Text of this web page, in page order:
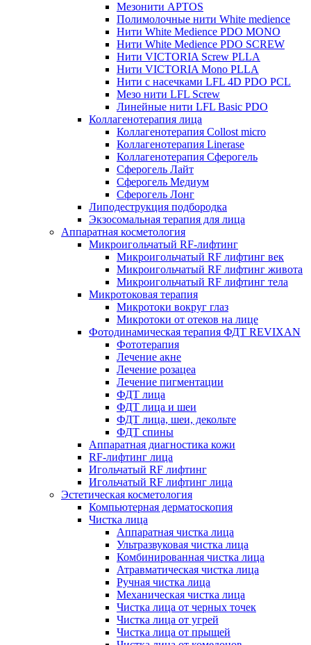
Мезонити APTOS
Полимолочные нити White medience
Нити White Medience PDO MONO
Нити White Medience PDO SCREW
Нити VICTORIA Screw PLLA
Нити VICTORIA Mono PLLA
Нити с насечками LFL 4D PDO PCL
Мезо нити LFL Screw
Линейные нити LFL Basic PDO
Коллагенотерапия лица
Коллагенотерапия Collost micro
Коллагенотерапия Linerase
Коллагенотерапия Сферогель
Сферогель Лайт
Сферогель Медиум
Сферогель Лонг
Липодеструкция подбородка
Экзосомальная терапия для лица
Аппаратная косметология
Микроигольчатый RF-лифтинг
Микроигольчатый RF лифтинг век
Микроигольчатый RF лифтинг живота
Микроигольчатый RF лифтинг тела
Микротоковая терапия
Микротоки вокруг глаз
Микротоки от отеков на лице
Фотодинамическая терапия ФДТ REVIXAN
Фототерапия
Лечение акне
Лечение розацеа
Лечение пигментации
ФДТ лица
ФДТ лица и шеи
ФДТ лица, шеи, декольте
ФДТ спины
Аппаратная диагностика кожи
RF-лифтинг лица
Игольчатый RF лифтинг
Игольчатый RF лифтинг лица
Эстетическая косметология
Компьютерная дерматоскопия
Чистка лица
Аппаратная чистка лица
Ультразвуковая чистка лица
Комбинированная чистка лица
Атравматическая чистка лица
Ручная чистка лица
Механическая чистка лица
Чистка лица от черных точек
Чистка лица от угрей
Чистка лица от прыщей